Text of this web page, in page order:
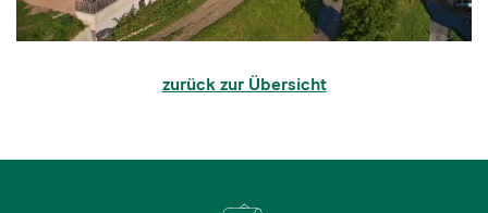
zurück zur Übersicht